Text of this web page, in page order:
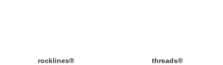
rocklines® threads®